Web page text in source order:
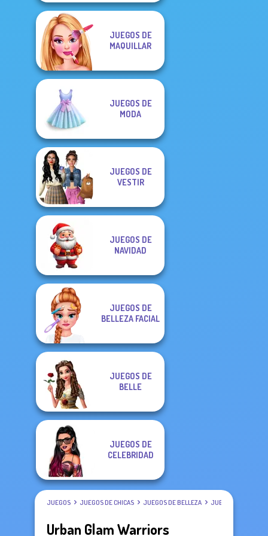
JUEGOS DE
MAQUILLAR
JUEGOS DE
MODA
JUEGOS DE
VESTIR
JUEGOS DE
NAVIDAD
JUEGOS DE
BELLEZA FACIAL
JUEGOS DE
BELLE
JUEGOS DE
CELEBRIDAD
JUEGOS JUEGOS DE CHICAS JUEGOS DE BELLEZA JUEGOS DE
Urban Glam Warriors